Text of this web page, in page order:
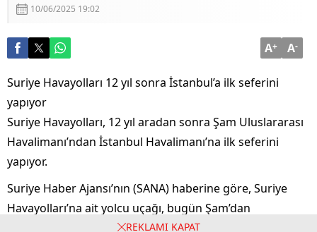
10/06/2025 19:02
A+ A-
Suriye Havayolları 12 yıl sonra İstanbul’a ilk seferini
yapıyor
Suriye Havayolları, 12 yıl aradan sonra Şam Uluslararası
Havalimanı’ndan İstanbul Havalimanı’na ilk seferini
yapıyor.
Suriye Haber Ajansı’nın (SANA) haberine göre, Suriye
Havayolları’na ait yolcu uçağı, bugün Şam’dan
havalanarak İstanbul’a hareket etti.
REKLAMI KAPAT